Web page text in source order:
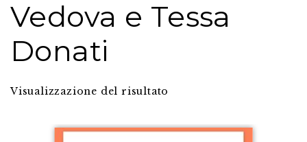
Vedova e Tessa
Donati
Visualizzazione del risultato